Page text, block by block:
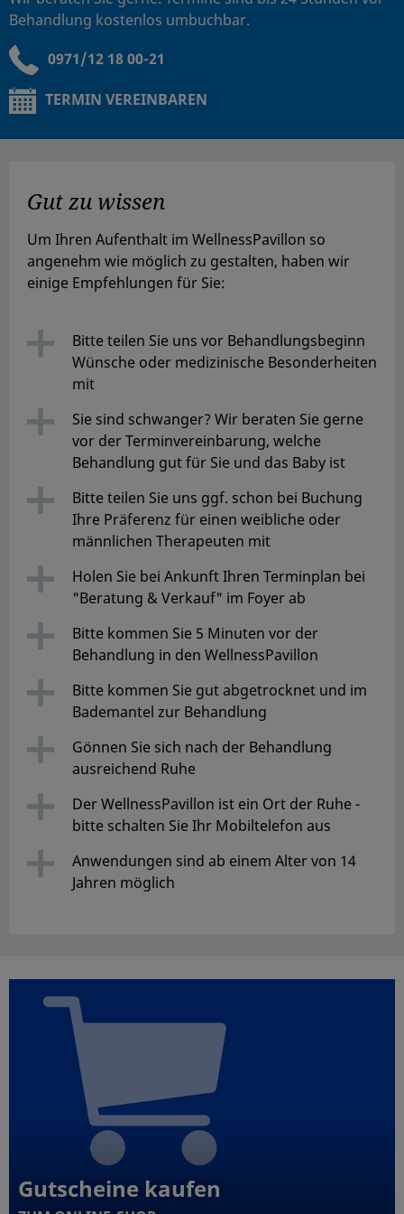
Behandlung kostenlos umbuchbar.
0971/12 18 00-21
TERMIN VEREINBAREN
Gut zu wissen
Um Ihren Aufenthalt im WellnessPavillon so
angenehm wie möglich zu gestalten, haben wir
einige Empfehlungen für Sie:
Bitte teilen Sie uns vor Behandlungsbeginn
Wünsche oder medizinische Besonderheiten
mit
Sie sind schwanger? Wir beraten Sie gerne
vor der Terminvereinbarung, welche
Behandlung gut für Sie und das Baby ist
Bitte teilen Sie uns ggf. schon bei Buchung
Ihre Präferenz für einen weibliche oder
männlichen Therapeuten mit
Holen Sie bei Ankunft Ihren Terminplan bei
"Beratung & Verkauf" im Foyer ab
Bitte kommen Sie 5 Minuten vor der
Behandlung in den WellnessPavillon
Bitte kommen Sie gut abgetrocknet und im
Bademantel zur Behandlung
Gönnen Sie sich nach der Behandlung
ausreichend Ruhe
Der WellnessPavillon ist ein Ort der Ruhe -
bitte schalten Sie Ihr Mobiltelefon aus
Anwendungen sind ab einem Alter von 14
Jahren möglich
Gutscheine kaufen